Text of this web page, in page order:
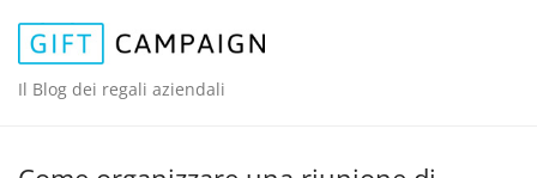
Il Blog dei regali aziendali